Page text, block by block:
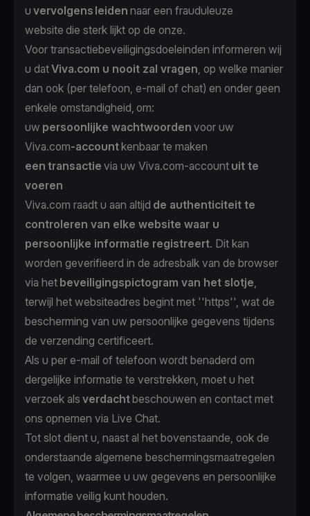
u vervolgens leiden naar een frauduleuze
website die sterk lijkt op de onze.
Voor transactiebeveiligingsdoeleinden informeren wij
u datViva.com u nooit zal vragen, op welke manier
dan ook (per telefoon, e-mail of chat) en onder geen
enkele omstandigheid, om:
uw persoonlijke wachtwoorden voor uw
Viva.com-accountkenbaar te maken
een transactie via uw Viva.com-account uit te
voeren
Viva.com raadt u aan altijd de authenticiteit te
controleren van elke website waar u
persoonlijke informatie registreert. Dit kan
worden geverifieerd in de adresbalk van de browser
via het beveiligingspictogram van het slotje,
terwijl het websiteadres begint met ''https'', wat de
bescherming van uw persoonlijke gegevens tijdens
de verzending certificeert.
Als u per e-mail of telefoon wordt benaderd om
dergelijke informatie te verstrekken, moet u het
verzoek als verdachtbeschouwen en contact met
ons opnemen via Live Chat.
Tot slot dient u, naast al het bovenstaande, ook de
onderstaande algemene beschermingsmaatregelen
te volgen, waarmee u uw gegevens en persoonlijke
informatie veilig kunt houden.